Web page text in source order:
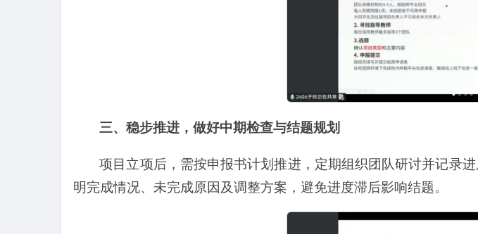
三、稳步推进，做好中期检查与结题规划
项目立项后，需按申报书计划推进，定期组织团队研讨并记录
明完成情况、未完成原因及调整方案，避免进度滞后影响结题。